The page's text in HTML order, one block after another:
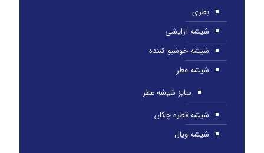
بطری
شیشه آرایشی
شیشه خوشبو کننده
شیشه عطر
سایز شیشه عطر
شیشه قطره چکان
شیشه ویال